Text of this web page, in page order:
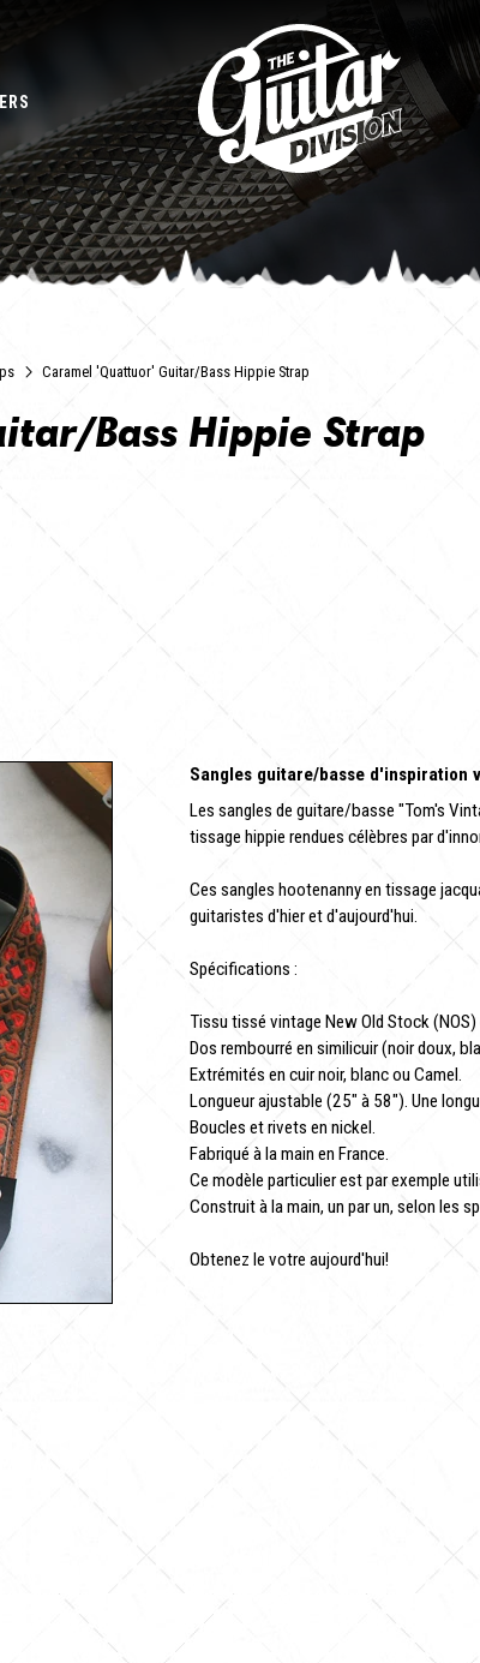
Caramel 'Quattuor' Guitar/Bass Hippie Strap
Bass Hippie Strap
Sangles guitare/basse d'inspiration
Les sangles de guitare/basse "Tom's
tissage hippie rendues célèbres par
Ces sangles hootenanny en tissage
guitaristes d'hier et d'aujourd'hui.
Spécifications :
Tissu tissé vintage New Old Stock
Dos rembourré en similicuir (noir doux,
Extrémités en cuir noir, blanc ou Camel.
Longueur ajustable (25" à 58"). Une
Boucles et rivets en nickel.
Fabriqué à la main en France.
Ce modèle particulier est par exemple
Construit à la main, un par un, selon les
Obtenez le votre aujourd'hui!